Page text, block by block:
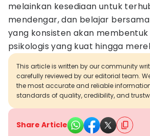
melainkan kesediaan untuk
mendengar, dan belajar
yang konsisten akan membentuk
psikologis yang kuat hingga
This article is written by our community
carefully reviewed by our editorial team.
the most accurate and reliable
standards of quality, credibility, and
Share Article